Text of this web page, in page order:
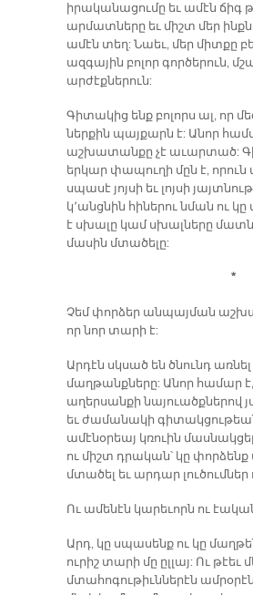
իրականացումը եւ ամէն ճիգ
արմատները եւ միշտ մեր
ամէն տեղ: Նաեւ, մեր միտքը
ազգային բոլոր գործերուն,
արժէքներուն:
Գիտակից ենք բոլորս ալ, որ
ներքին պայքարն է: Անոր
աշխատանքը չէ աւարտած:
երկար փապուղի մըն է, որուն
սպասէ յոյսի եւ լոյսի
կ՚անցնին հիներու նման ու կը
է սխալը կամ սխալները
մասին մտածելը:
*
Չեմ փորձեր անպայման
որ նոր տարի է:
Արդէն սկսած են ծնունդ
մաղթանքները: Անոր համար է,
աղերսանքի նայուածքներով
եւ ժամանակի
ամէնօրեայ կռուին
ու միշտ դրական՝ կը
մտածել եւ արդար լուծումներ
Ու ամենէն կարեւորն ու
Արդ, կը սպասենք ու կը
ուրիշ տարի մը ըլլայ: Ու թէեւ
մտահոգութիւններէն